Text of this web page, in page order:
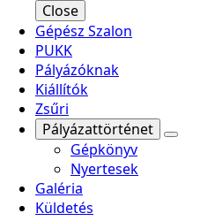
Close
Gépész Szalon
PUKK
Pályázóknak
Kiállítók
Zsűri
Pályázattörténet
Gépkönyv
Nyertesek
Galéria
Küldetés